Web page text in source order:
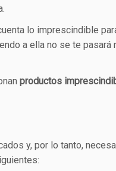
lo imprescindible
a ella no se te pasará
productos
y, por lo tanto,